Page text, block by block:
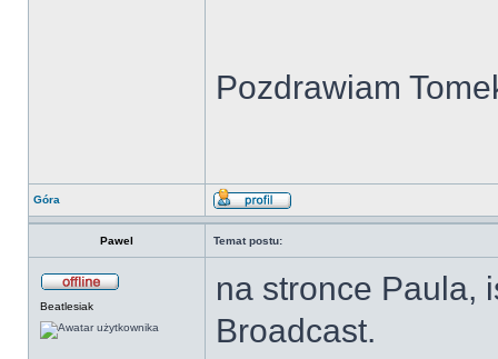
Pozdrawiam
Góra
Pawel Temat postu:
Beatlesiak
na stronce Paula,
Broadcast.